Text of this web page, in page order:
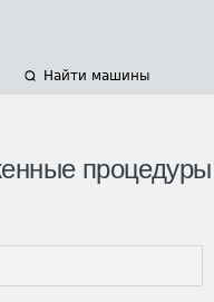
Найти машины
процедуры